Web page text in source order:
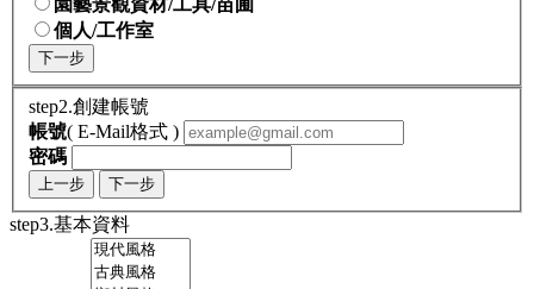
個人/工作室
下一步
step2.創建帳號
帳號( E-Mail格式 )
密碼
上一步 下一步
step3.基本資料